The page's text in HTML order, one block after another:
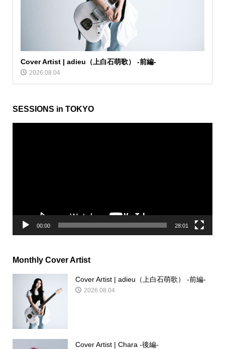
Cover Artist | adieu（上白石萌歌） -前編-
2026.08.04
SESSIONS in TOKYO
00:00 28:01
Monthly Cover Artist
Cover Artist | adieu（上白石萌歌） -前編-
2026.08.04
Cover Artist | Chara -後編-